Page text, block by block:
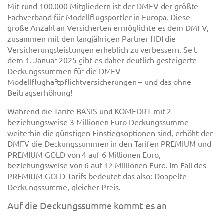
Mit rund 100.000 Mitgliedern ist der DMFV der größte
Fachverband für Modellflugsportler in Europa. Diese
große Anzahl an Versicherten ermöglichte es dem DMFV,
zusammen mit den langjährigen Partner HDI die
Versicherungsleistungen erheblich zu verbessern. Seit
dem 1. Januar 2025 gibt es daher deutlich gesteigerte
Deckungssummen für die DMFV-
Modellflughaftpflichtversicherungen – und das ohne
Beitragserhöhung!
Während die Tarife BASIS und KOMFORT mit 2
beziehungsweise 3 Millionen Euro Deckungssumme
weiterhin die günstigen Einstiegsoptionen sind, erhöht der
DMFV die Deckungssummen in den Tarifen PREMIUM und
PREMIUM GOLD von 4 auf 6 Millionen Euro,
beziehungsweise von 6 auf 12 Millionen Euro. Im Fall des
PREMIUM GOLD-Tarifs bedeutet das also: Doppelte
Deckungssumme, gleicher Preis.
Auf die Deckungssumme kommt es an